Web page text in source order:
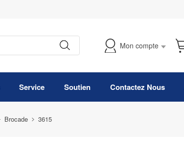
Mon compte
Service Soutien Contactez Nous
Brocade 3615